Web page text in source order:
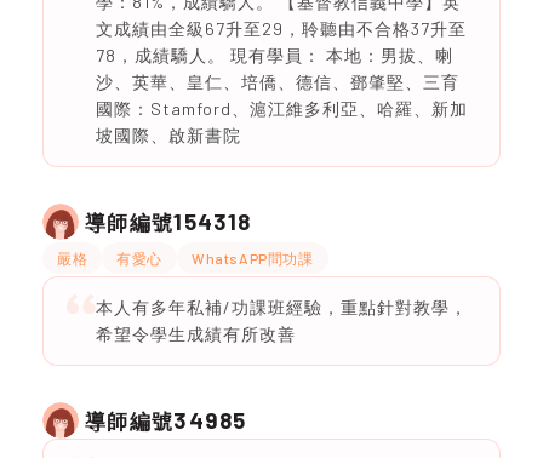
文成績由全級67升至29，聆聽由不合格37升至
78，成績驕人。 現有學員： 本地：男拔、喇
沙、英華、皇仁、培僑、德信、鄧肇堅、三育
國際：Stamford、滬江維多利亞、哈羅、新加
坡國際、啟新書院
導師編號154318
嚴格 有愛心 WhatsAPP問功課
本人有多年私補/功課班經驗，重點針對教學，
希望令學生成績有所改善
導師編號34985